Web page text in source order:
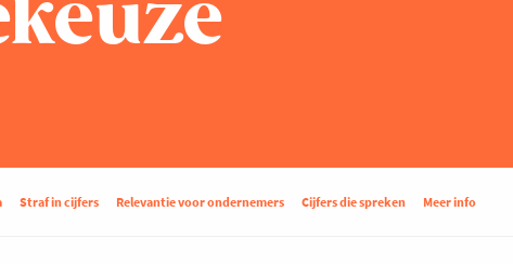
Straf in cijfers Relevantie voor ondernemers Cijfers die spreken Meer info